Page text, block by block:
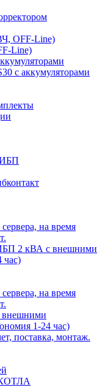
OFF-Line)
Line)
с аккумуляторами
ИБП
на время
2 кВА с внешними
час)
на время
внешними
1-24 час)
поставка, монтаж.
КОТЛА